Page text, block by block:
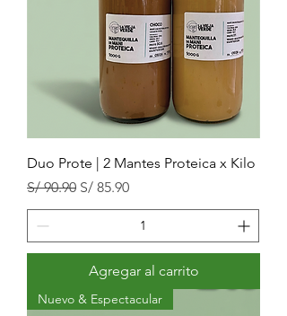
Duo Prote | 2 Mantes Proteica x Kilo
Precio
S/ 90.90 Precio de oferta
S/ 85.90
Agregar al carrito
Nuevo & Espectacular